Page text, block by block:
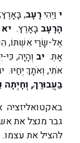
יוַיְהִירָעָב,
הָרָעָבבָּאָרֶץ. יא
אֶל-שָׂרַי אִשְׁתּוֹ,
אָתְּ. יב וְהָיָה,
אֹתִי, וְאֹתָךְ יְחַיּוּ.
בַעֲבוּרֵךְ,
באקטואליזציה
גבר מנצל את
להציל את עצמו.